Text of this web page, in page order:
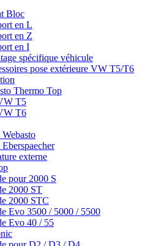
Bloc
en L
en Z
en I
spécifique véhicule
pose extérieure VW T5/T6
Thermo Top
T5
T6
externe
pour 2000 S
2000 ST
2000 STC
Evo 3500 / 5000 / 5500
Evo 40 / 55